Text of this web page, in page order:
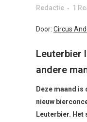
Redactie
1
Door: Circus
Leuterbier
andere
Deze maand is
nieuw
Leuterbier.